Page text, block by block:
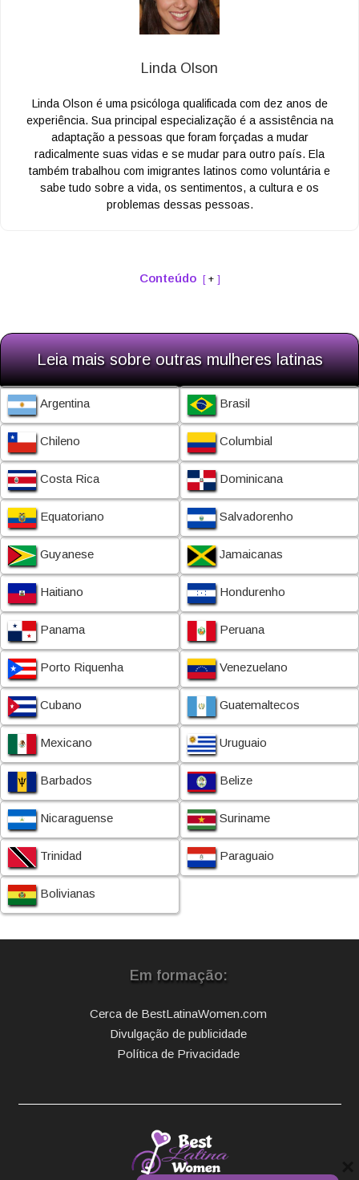
Linda Olson
Linda Olson é uma psicóloga qualificada com dez anos de
experiência. Sua principal especialização é a assistência na
adaptação a pessoas que foram forçadas a mudar
radicalmente suas vidas e se mudar para outro país. Ela
também trabalhou com imigrantes latinos como voluntária e
sabe tudo sobre a vida, os sentimentos, a cultura e os
problemas dessas pessoas.
Conteúdo +
Leia mais sobre outras mulheres latinas
Argentina Brasil
Chileno Columbial
Costa Rica Dominicana
Equatoriano Salvadorenho
Guyanese Jamaicanas
Haitiano Hondurenho
Panama Peruana
Porto Riquenha Venezuelano
Cubano Guatemaltecos
Mexicano Uruguaio
Barbados Belize
Nicaraguense Suriname
Trinidad Paraguaio
Bolivianas
Em formação:
Cerca de BestLatinaWomen.com
Divulgação de publicidade
Política de Privacidade